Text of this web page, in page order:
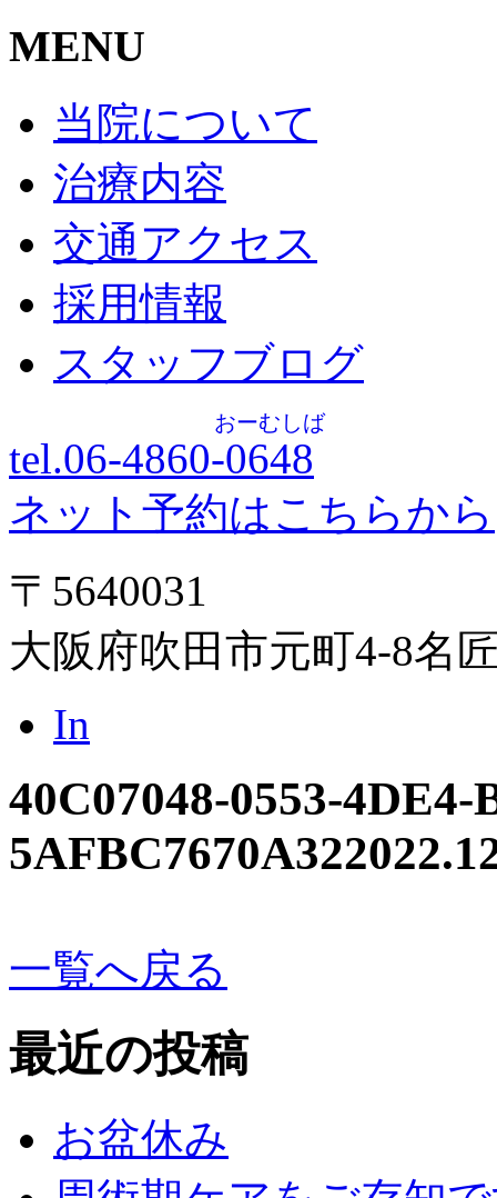
MENU
当院について
治療内容
交通アクセス
採用情報
スタッフブログ
tel.06-4860-0648
おーむしば
ネット予約はこちらから
〒5640031
大阪府吹田市元町4-8名
In
40C07048-0553-4DE4-
5AFBC7670A32
一覧へ戻る
最近の投稿
お盆休み